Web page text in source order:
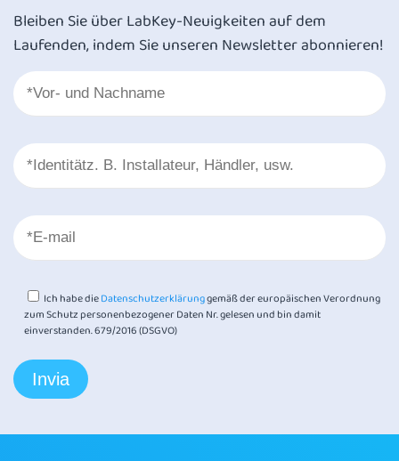
Bleiben Sie über LabKey-Neuigkeiten auf dem
Laufenden, indem Sie unseren Newsletter abonnieren!
Ich habe dieDatenschutzerklärunggemäß der europäischen Verordnung
zum Schutz personenbezogener Daten Nr. gelesen und bin damit
einverstanden. 679/2016 (DSGVO)